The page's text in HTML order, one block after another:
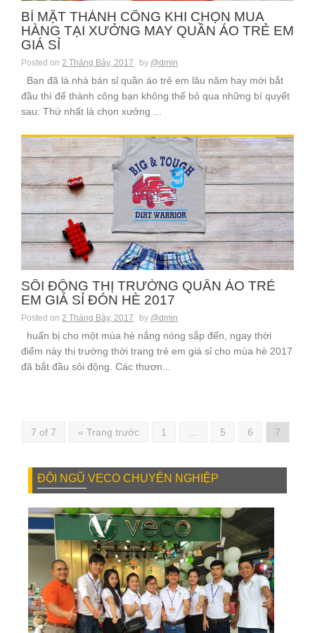
BÍ MẬT THÀNH CÔNG KHI CHỌN MUA
HÀNG TẠI XƯỞNG MAY QUẦN ÁO TRẺ EM
GIÁ SỈ
Posted on 2 Tháng Bảy, 2017 by @dmin
Bạn đã là nhà bán sỉ quần áo trẻ em lâu năm hay mới bắt
đầu thì để thành công bạn không thể bỏ qua những bí quyết
sau: Thứ nhất là chọn xưởng ...
SÔI ĐỘNG THỊ TRƯỜNG QUẦN ÁO TRẺ
EM GIÁ SỈ ĐÓN HÈ 2017
Posted on 2 Tháng Bảy, 2017 by @dmin
huẩn bị cho một mùa hè nắng nóng sắp đến, ngay thời
điểm này thị trường thời trang trẻ em giá sỉ cho mùa hè 2017
đã bắt đầu sôi động. Các thươn...
7 of 7 « Trang trước 1 5 6 7
ĐỘI NGŨ VECO CHUYÊN NGHIỆP